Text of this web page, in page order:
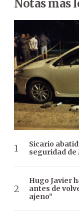
Notas más
Sicario
seguridad de
Hugo Javier
antes de
ajeno”